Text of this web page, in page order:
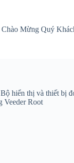
Chào Mừng Quý
Bộ hiển thị và thiết bị